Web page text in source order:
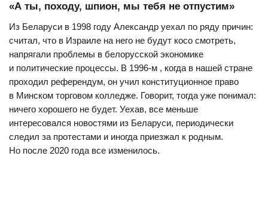
«А ты, походу, шпион, мы тебя не отпустим»
Из Беларуси в 1998 году Александр уехал по ряду причин:
считал, что в Израиле на него не будут косо смотреть,
напрягали проблемы в белорусской экономике
и политические процессы. В 1996-м , когда в нашей стране
проходил референдум, он учил конституционное право
в Минском торговом колледже. Говорит, тогда уже понимал:
ничего хорошего не будет. Уехав, все меньше
интересовался новостями из Беларуси, периодически
следил за протестами и иногда приезжал к родным.
Но после 2020 года все изменилось.